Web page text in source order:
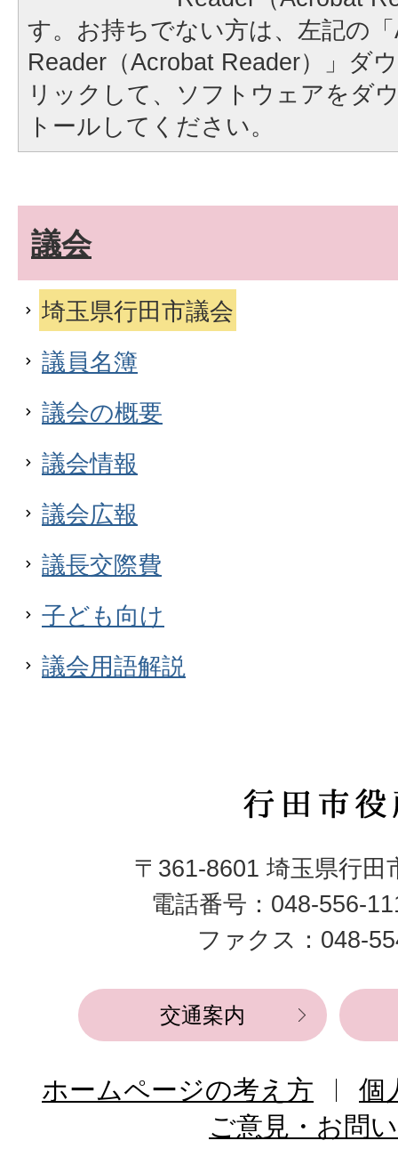
す。お持ちでない方は、左記の
Reader（Acrobat Reader）」ダ
リックして、ソフトウェアをダ
トールしてください。
議会
埼玉県行田市議会
議員名簿
議会の概要
議会情報
議会広報
議長交際費
子ども向け
議会用語解説
行
市
役
所
〒361-8601 埼玉県行田
電話番号：048-556-
ファクス：048-
交通案内
ホームページの考え方
個
ご意見・お問